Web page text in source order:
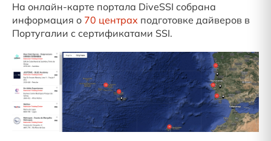
На онлайн-карте портала DiveSSI собрана
информация о 70 центрах подготовке дайверов в
Португалии с сертификатами SSI.